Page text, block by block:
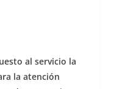
al servicio la
la atención